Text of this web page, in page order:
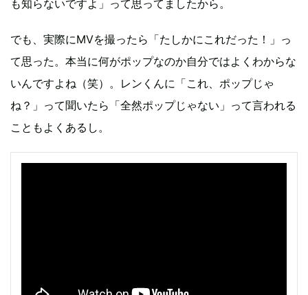
も知らないですよ」って思ってましたから。
でも、実際にMVを撮ったら「たしかにこれだった！」っ
て思った。本当に何がポップなのか自分ではよくわからな
いんですよね（笑）。レンくんに「これ、ポップじゃ
ね？」って聞いたら「全然ポップじゃない」って言われる
こともよくあるし。